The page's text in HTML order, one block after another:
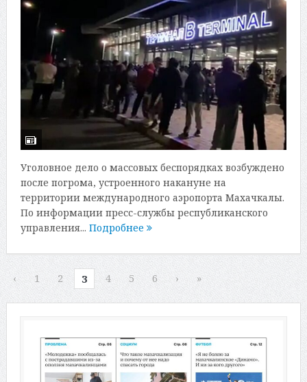
Уголовное дело о массовых беспорядках возбуждено
после погрома, устроенного накануне на
территории международного аэропорта Махачкалы.
По информации пресс-службы республиканского
управления... Подробнее
‹ 1 2 3 4 5 6 › »